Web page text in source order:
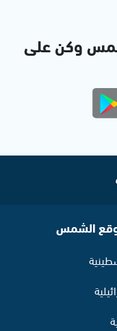
وكن على
الشمس